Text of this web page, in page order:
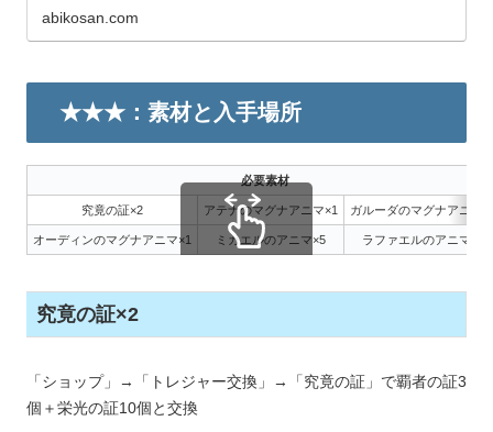
abikosan.com
★★★：素材と入手場所
必要素材
究竟の証×2 アテナのマグナアニマ×1 ガルーダのマグナアニマ
オーディンのマグナアニマ×1 ミカエルのアニマ×5 ラファエルのアニマ×5
究竟の証×2
「ショップ」→「トレジャー交換」→「究竟の証」で覇者の証3
個＋栄光の証10個と交換